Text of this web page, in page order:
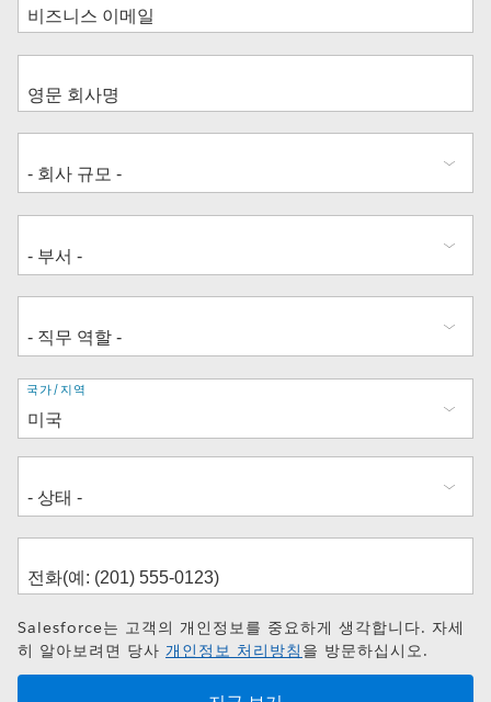
주
소
국가/지역
Salesforce는 고객의 개인정보를 중요하게 생각합니다. 자세
히 알아보려면 당사 개인정보 처리방침 을 방문하십시오.